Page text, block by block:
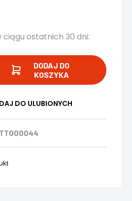
ciągu ostatnich 30 dni:
DODAJ DO
KOSZYKA
DO ULUBIONYCH